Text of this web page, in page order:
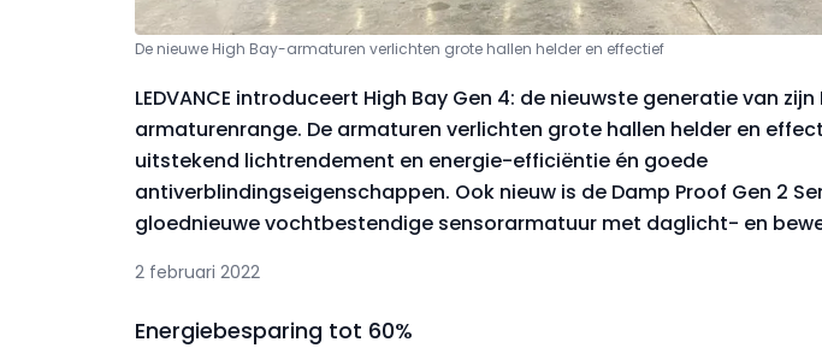
De nieuwe High Bay-armaturen verlichten grote hallen helder en effectief
LEDVANCE introduceert High Bay Gen 4: de nieuwste generatie van
armaturenrange. De armaturen verlichten grote hallen helder en
uitstekend lichtrendement en energie-efficiëntie én goede
antiverblindingseigenschappen. Ook nieuw is de Damp Proof Gen 2
gloednieuwe vochtbestendige sensorarmatuur met daglicht- en
2 februari 2022
Energiebesparing tot 60%